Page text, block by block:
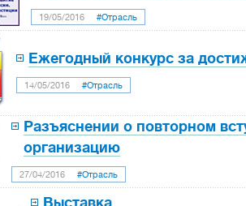
19/05/2016 #Отрасль
Ежегодный конкурс за
14/05/2016 #Отрасль
Разъяснении о повторном
организацию
27/04/2016 #Отрасль
Выставка